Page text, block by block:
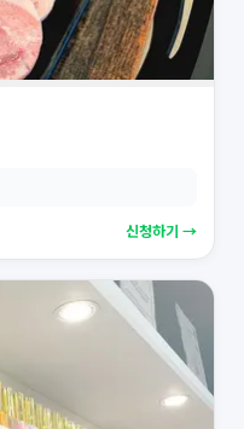
신청하기 →